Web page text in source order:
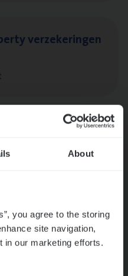
About
you agree to the storing
site navigation,
in our marketing efforts.
verzekeringen
Van­b­